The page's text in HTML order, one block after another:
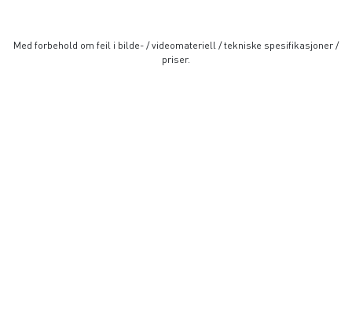
Med forbehold om feil i bilde- / videomateriell / tekniske spesifikasjoner /
priser.